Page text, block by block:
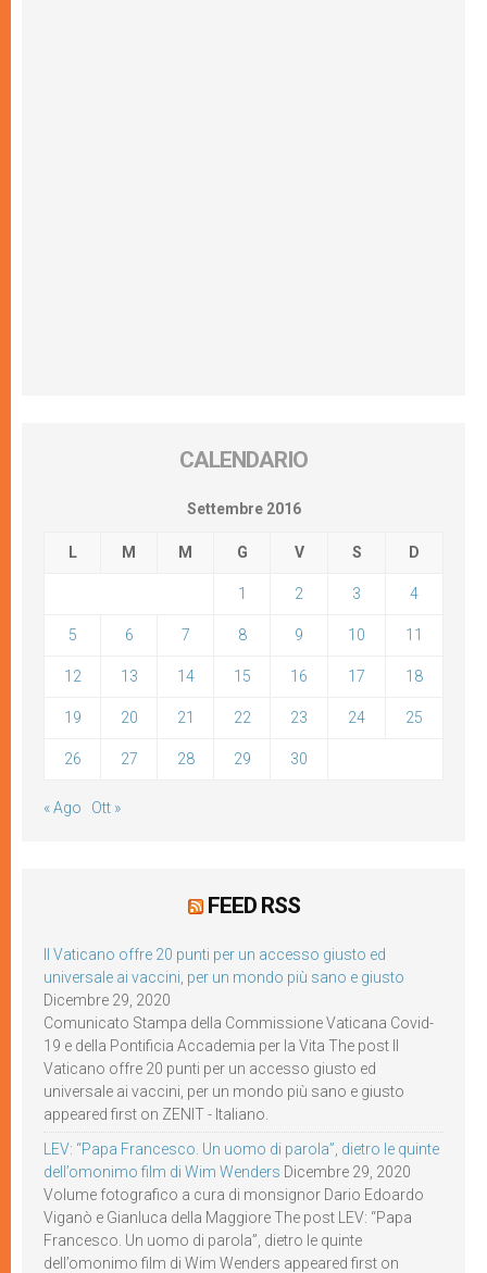
CALENDARIO
Settembre 2016
L M M G V S D
1 2 3 4
5 6 7 8 9 10 11
12 13 14 15 16 17 18
19 20 21 22 23 24 25
26 27 28 29 30
« Ago Ott »
FEED RSS
Il Vaticano offre 20 punti per un accesso giusto ed
universale ai vaccini, per un mondo più sano e giusto
Dicembre 29, 2020
Comunicato Stampa della Commissione Vaticana Covid-
19 e della Pontificia Accademia per la Vita The post Il
Vaticano offre 20 punti per un accesso giusto ed
universale ai vaccini, per un mondo più sano e giusto
appeared first on ZENIT - Italiano.
LEV: “Papa Francesco. Un uomo di parola”, dietro le quinte
dell’omonimo film di Wim Wenders Dicembre 29, 2020
Volume fotografico a cura di monsignor Dario Edoardo
Viganò e Gianluca della Maggiore The post LEV: “Papa
Francesco. Un uomo di parola”, dietro le quinte
dell’omonimo film di Wim Wenders appeared first on